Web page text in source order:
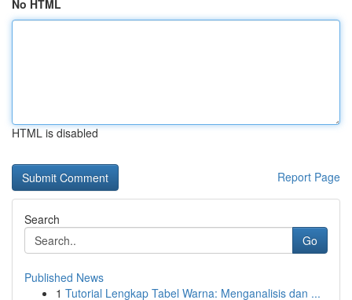
No HTML
HTML is disabled
Report Page
Search
Go
Published News
1 Tutorial Lengkap Tabel Warna: Menganalisis dan ...